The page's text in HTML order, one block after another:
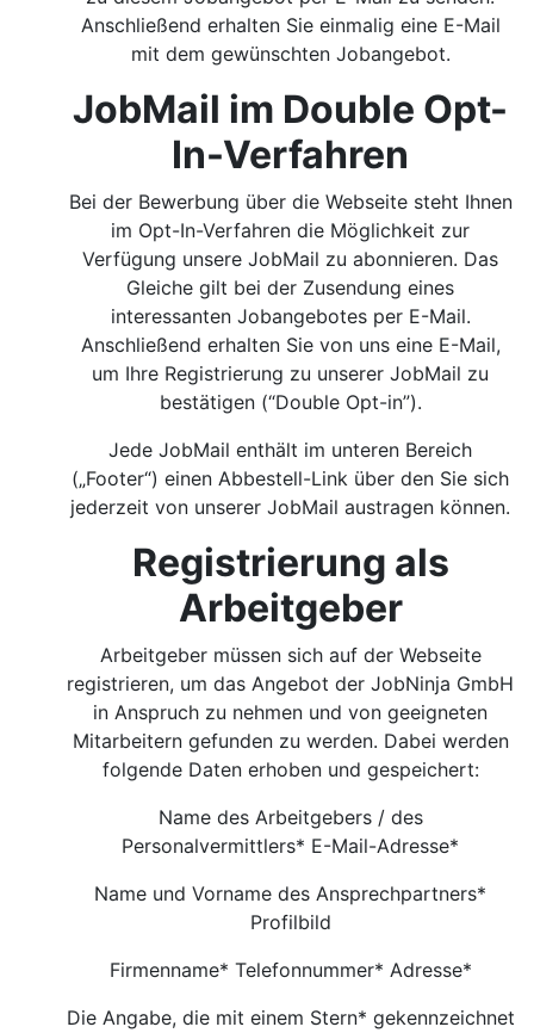
Anschließend erhalten Sie einmalig eine E-Mail
mit dem gewünschten Jobangebot.
JobMail im Double Opt-
In-Verfahren
Bei der Bewerbung über die Webseite steht Ihnen
im Opt-In-Verfahren die Möglichkeit zur
Verfügung unsere JobMail zu abonnieren. Das
Gleiche gilt bei der Zusendung eines
interessanten Jobangebotes per E-Mail.
Anschließend erhalten Sie von uns eine E-Mail,
um Ihre Registrierung zu unserer JobMail zu
bestätigen (“Double Opt-in”).
Jede JobMail enthält im unteren Bereich
(„Footer“) einen Abbestell-Link über den Sie sich
jederzeit von unserer JobMail austragen können.
Registrierung als
Arbeitgeber
Arbeitgeber müssen sich auf der Webseite
registrieren, um das Angebot der JobNinja GmbH
in Anspruch zu nehmen und von geeigneten
Mitarbeitern gefunden zu werden. Dabei werden
folgende Daten erhoben und gespeichert:
Name des Arbeitgebers / des
Personalvermittlers* E-Mail-Adresse*
Name und Vorname des Ansprechpartners*
Profilbild
Firmenname* Telefonnummer* Adresse*
Die Angabe, die mit einem Stern* gekennzeichnet